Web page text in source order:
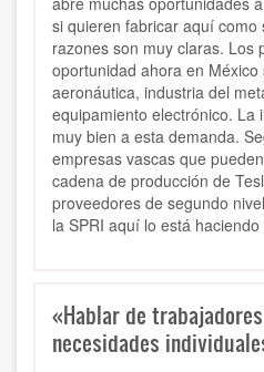
si quieren fabricar aquí como
razones son muy claras. Los
oportunidad ahora en México
aeronáutica, industria del
equipamiento electrónico. La
muy bien a esta demanda.
empresas vascas que
cadena de producción de
proveedores de segundo
la SPRI aquí lo está
«Hablar de
necesidades